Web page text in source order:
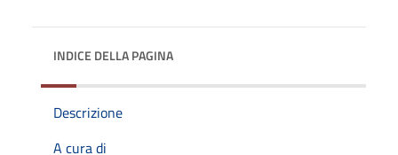
INDICE DELLA PAGINA
Descrizione
A cura di